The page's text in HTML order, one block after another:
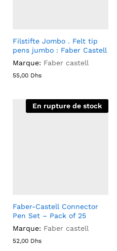
Filstifte Jombo . Felt tip
pens jumbo : Faber Castell
Marque: Faber castell
55,00 Dhs
En rupture de stock
Faber-Castell Connector
Pen Set – Pack of 25
Marque: Faber castell
52,00 Dhs